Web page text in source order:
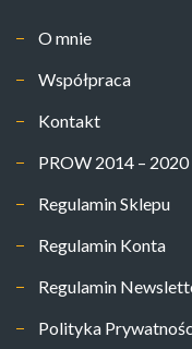
O mnie
Współpraca
Kontakt
PROW 2014 – 2020
Regulamin Sklepu
Regulamin Konta
Regulamin
Polityka